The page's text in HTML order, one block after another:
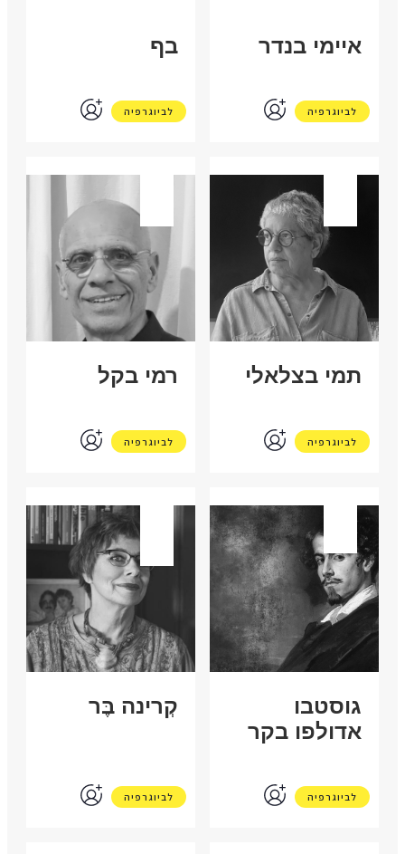
איימי בנדר
לביוגרפיה
בף
לביוגרפיה
תמי בצלאלי
לביוגרפיה
רמי בקל
לביוגרפיה
גוסטבו
אדולפו בקר
לביוגרפיה
קְרינה בֶּר
לביוגרפיה